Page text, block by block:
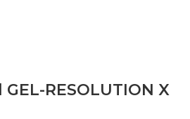
RESOLUTION X